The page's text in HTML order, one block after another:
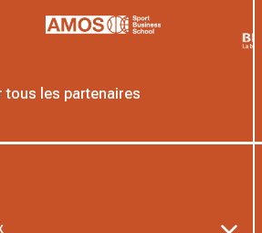
tous les partenaires